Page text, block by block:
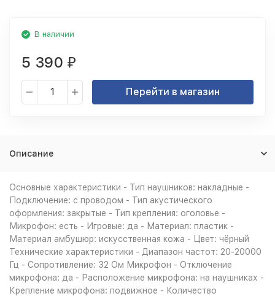
В наличии
5 390 ₽
Перейти в магазин
Описание
Основные характеристики - Тип наушников: накладные -
Подключение: с проводом - Тип акустического
оформления: закрытые - Тип крепления: оголовье -
Микрофон: есть - Игровые: да - Материал: пластик -
Материал амбушюр: искусственная кожа - Цвет: чёрный
Технические характеристики - Диапазон частот: 20-20000
Гц - Сопротивление: 32 Ом Микрофон - Отключение
микрофона: да - Расположение микрофона: на наушниках -
Крепление микрофона: подвижное - Количество